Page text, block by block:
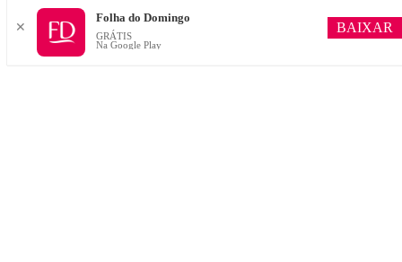
✕
Folha do Domingo
GRÁTIS
Na Google Play
BAIXAR